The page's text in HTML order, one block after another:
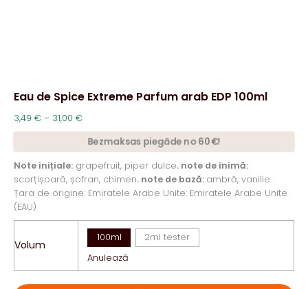
Eau de Spice Extreme Parfum arab EDP 100ml
3,49 € – 31,00 €Interval
de
prețuri:
până
la
31,00 €
Bezmaksas piegāde no 60€!
Note inițiale: grapefruit, piper dulce. note de inimă:
scorțișoară, șofran, chimen. note de bază: ambră, vanilie.
Țara de origine: Emiratele Arabe Unite: Emiratele Arabe Unite
(EAU)
Volum
100ml
2ml tester
Anulează